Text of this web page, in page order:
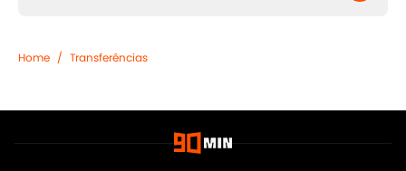
Home / Transferências